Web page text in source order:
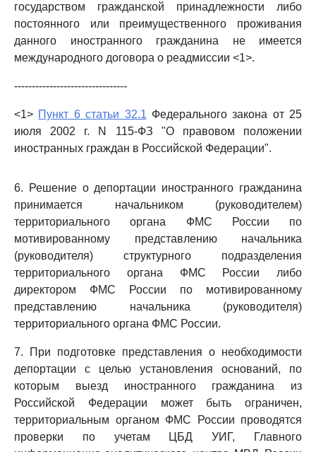
государством гражданской принадлежности либо
постоянного или преимущественного проживания
данного иностранного гражданина не имеется
международного договора о реадмиссии <1>.
--------------------------------
<1> Пункт 6 статьи 32.1 Федерального закона от 25
июля 2002 г. N 115-ФЗ "О правовом положении
иностранных граждан в Российской Федерации".
6. Решение о депортации иностранного гражданина
принимается начальником (руководителем)
территориального органа ФМС России по
мотивированному представлению начальника
(руководителя) структурного подразделения
территориального органа ФМС России либо
директором ФМС России по мотивированному
представлению начальника (руководителя)
территориального органа ФМС России.
7. При подготовке представления о необходимости
депортации с целью установления оснований, по
которым выезд иностранного гражданина из
Российской Федерации может быть ограничен,
территориальным органом ФМС России проводятся
проверки по учетам ЦБД УИГ, Главного